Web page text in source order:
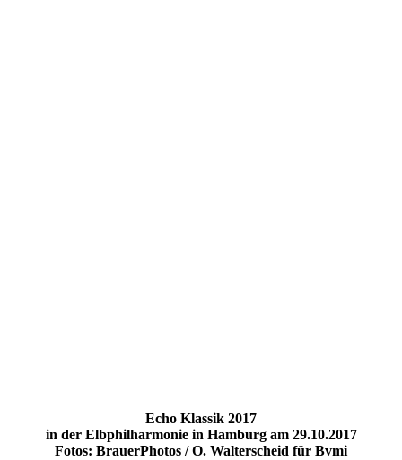
Echo Klassik 2017
in der Elbphilharmonie in Hamburg am 29.10.2017
Fotos: BrauerPhotos / O. Walterscheid für Bvmi